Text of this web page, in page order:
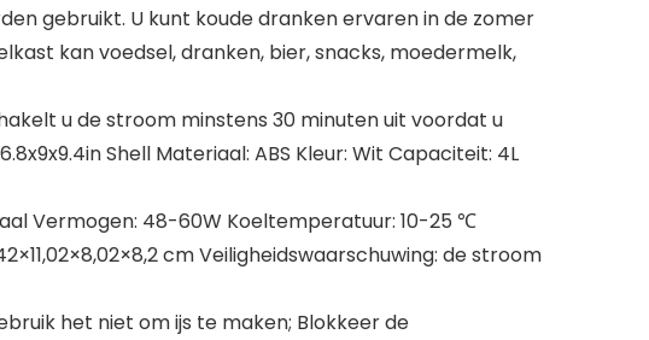
gebruikt. U kunt koude dranken ervaren in de zomer
kan voedsel, dranken, bier, snacks, moedermelk,
u de stroom minstens 30 minuten uit voordat u
Shell Materiaal: ABS Kleur: Wit Capaciteit: 4L
Vermogen: 48-60W Koeltemperatuur: 10-25 ℃
cm Veiligheidswaarschuwing: de stroom
het niet om ijs te maken; Blokkeer de